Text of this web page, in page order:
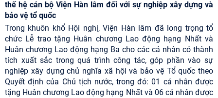
thế hệ cán bộ Viện Hàn lâm đối với sự nghiệp xây dựng và
bảo vệ tổ quốc
Trong khuôn khổ Hội nghị, Viện Hàn lâm đã long trọng tổ
chức Lễ trao tặng Huân chương Lao động hạng Nhất và
Huân chương Lao động hạng Ba cho các cá nhân có thành
tích xuất sắc trong quá trình công tác, góp phần vào sự
nghiệp xây dựng chủ nghĩa xã hội và bảo vệ Tổ quốc theo
Quyết định của Chủ tịch nước, trong đó: 01 cá nhân được
tặng Huân chương Lao động hạng Nhất và 06 cá nhân được